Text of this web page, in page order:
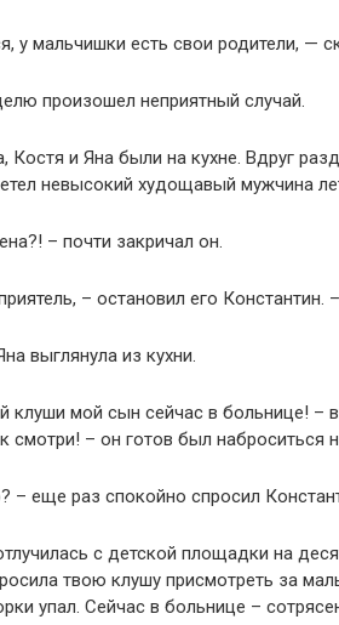
у мальчишки есть свои родители, —
произошел неприятный случай.
Костя и Яна были на кухне. Вдруг
невысокий худощавый мужчина
– почти закричал он.
– остановил его
выглянула из кухни.
клуши мой сын сейчас в больнице! –
смотри! – он готов был наброситься
– еще раз спокойно спросил
с детской площадки на
твою клушу присмотреть за
упал. Сейчас в больнице –